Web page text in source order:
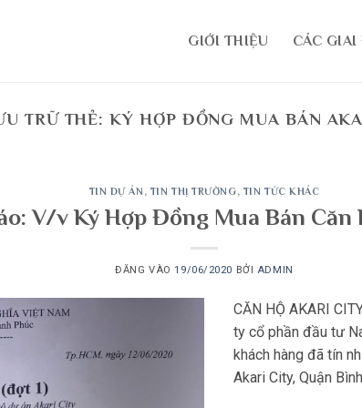
GIỚI THIỆU CÁC GIAI
TRỮ THẺ:KÝ HỢP ĐỒNG MUA BÁN
TIN DỰ ÁN , TIN THỊ TRƯỜNG, TIN TỨC KHÁC
V/v Ký Hợp Đồng Mua Bán Căn
ĐĂNG VÀO19/06/2020 BỞI ADMIN
CĂN HỘ AKARI
ty cổ phần đầu tư
khách hàng đã tín
Akari City, Quận